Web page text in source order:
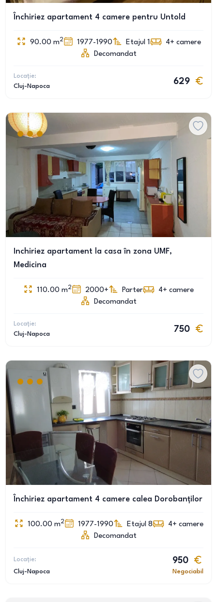
Închiriez apartament 4 camere pentru Untold
90.00 m2 1977-1990 Etajul 1 4+ camere
Decomandat
Locație:
Cluj-Napoca
629
Inchiriez apartament la casa în zona UMF,
Medicina
110.00 m2 2000+ Parter 4+ camere
Decomandat
Locație:
Cluj-Napoca
750
Închiriez apartament 4 camere calea Dorobanților
100.00 m2 1977-1990 Etajul 8 4+ camere
Decomandat
Locație:
Cluj-Napoca
950
Negociabil